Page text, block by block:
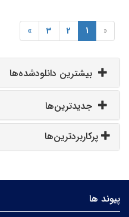
«
1
2
3
»
بیشترین دانلودشده‌ها
جدیدترین‌ها
پرکاربردترین‌ها
پیوند ها